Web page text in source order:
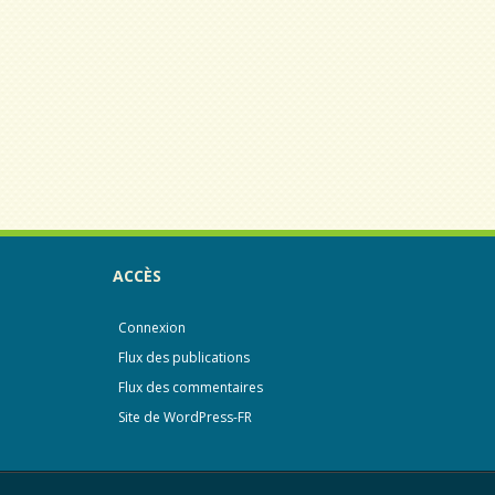
ACCÈS
Connexion
Flux des publications
Flux des commentaires
Site de WordPress-FR